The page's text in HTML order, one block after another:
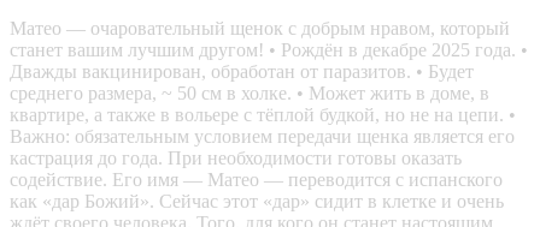
Матео — очаровательный щенок с добрым нравом, который
станет вашим лучшим другом! • Рождён в декабре 2025 года. •
Дважды вакцинирован, обработан от паразитов. • Будет
среднего размера, ~ 50 см в холке. • Может жить в доме, в
квартире, а также в вольере с тёплой будкой, но не на цепи. •
Важно: обязательным условием передачи щенка является его
кастрация до года. При необходимости готовы оказать
содействие. Его имя — Матео — переводится с испанского
как «дар Божий». Сейчас этот «дар» сидит в клетке и очень